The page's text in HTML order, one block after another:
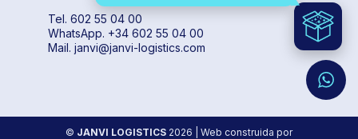
Tel. 602 55 04 00
WhatsApp. +34 602 55 04 00
Mail. janvi@janvi-logistics.com
© JANVI LOGISTICS 2026 | Web construida por